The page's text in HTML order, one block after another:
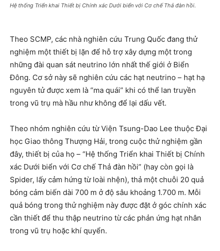
Hệ thống Triển khai Thiết bị Chính xác Dưới biển với Cơ chế Thả đàn hồi.
Theo SCMP, các nhà nghiên cứu Trung Quốc đang thử
nghiệm một thiết bị lặn để hỗ trợ xây dựng một trong
những đài quan sát neutrino lớn nhất thế giới ở Biển
Đông. Cơ sở này sẽ nghiên cứu các hạt neutrino – hạt hạ
nguyên tử được xem là “ma quái” khi có thể lan truyền
trong vũ trụ mà hầu như không để lại dấu vết.
Theo nhóm nghiên cứu từ Viện Tsung-Dao Lee thuộc Đại
học Giao thông Thượng Hải, trong cuộc thử nghiệm gần
đây, thiết bị của họ – “Hệ thống Triển khai Thiết bị Chính
xác Dưới biển với Cơ chế Thả đàn hồi” (hay còn gọi là
Spider, lấy cảm hứng từ loài nhện), thả một chuỗi 20 quả
bóng cảm biến dài 700 m ở độ sâu khoảng 1.700 m. Mỗi
quả bóng trong thử nghiệm này được đặt ở góc chính xác
cần thiết để thu thập neutrino từ các phản ứng hạt nhân
trong vũ trụ hoặc khí quyển.